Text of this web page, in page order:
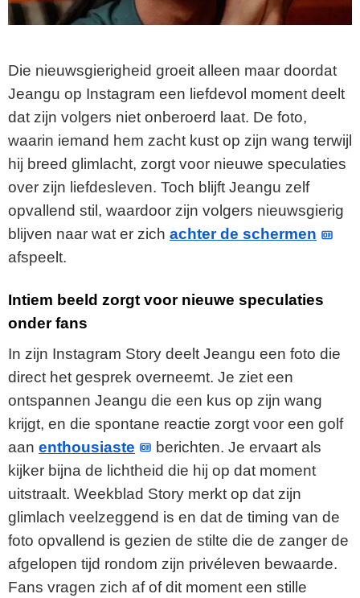
Die nieuwsgierigheid groeit alleen maar doordat
Jeangu op Instagram een liefdevol moment deelt
dat zijn volgers niet onberoerd laat. De foto,
waarin iemand hem zacht kust op zijn wang terwijl
hij breed glimlacht, zorgt voor nieuwe speculaties
over zijn liefdesleven. Toch blijft Jeangu zelf
opvallend stil, waardoor zijn volgers nieuwsgierig
blijven naar wat er zich achter de schermen
afspeelt.
Intiem beeld zorgt voor nieuwe speculaties
onder fans
In zijn Instagram Story deelt Jeangu een foto die
direct het gesprek overneemt. Je ziet een
ontspannen Jeangu die een kus op zijn wang
krijgt, en die spontane reactie zorgt voor een golf
aan enthousiaste
berichten. Je ervaart als
kijker bijna de lichtheid die hij op dat moment
uitstraalt. Weekblad Story merkt op dat zijn
glimlach veelzeggend is en dat de timing van de
foto opvallend is gezien de stilte die de zanger de
afgelopen tijd rondom zijn privéleven bewaarde.
Fans vragen zich af of dit moment een stille